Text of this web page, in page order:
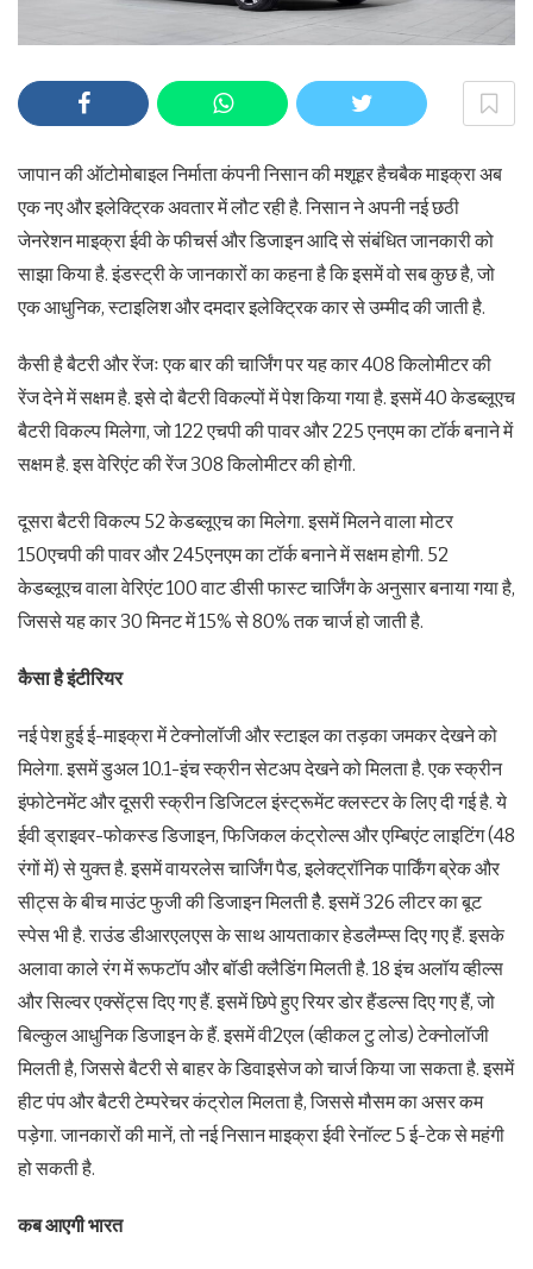
जापान की ऑटोमोबाइल निर्माता कंपनी निसान की मशूहर हैचबैक माइक्रा अब
एक नए और इलेक्ट्रिक अवतार में लौट रही है. निसान ने अपनी नई छठी
जेनरेशन माइक्रा ईवी के फीचर्स और डिजाइन आदि से संबंधित जानकारी को
साझा किया है. इंडस्ट्री के जानकारों का कहना है कि इसमें वो सब कुछ है, जो
एक आधुनिक, स्टाइलिश और दमदार इलेक्ट्रिक कार से उम्मीद की जाती है.
कैसी है बैटरी और रेंजः एक बार की चार्जिंग पर यह कार 408 किलोमीटर की
रेंज देने में सक्षम है. इसे दो बैटरी विकल्पों में पेश किया गया है. इसमें 40 केडब्लूएच
बैटरी विकल्प मिलेगा, जो 122 एचपी की पावर और 225 एनएम का टॉर्क बनाने में
सक्षम है. इस वेरिएंट की रेंज 308 किलोमीटर की होगी.
दूसरा बैटरी विकल्प 52 केडब्लूएच का मिलेगा. इसमें मिलने वाला मोटर
150एचपी की पावर और 245एनएम का टॉर्क बनाने में सक्षम होगी. 52
केडब्लूएच वाला वेरिएंट 100 वाट डीसी फास्ट चार्जिंग के अनुसार बनाया गया है,
जिससे यह कार 30 मिनट में 15% से 80% तक चार्ज हो जाती है.
कैसा है इंटीरियर
नई पेश हुई ई-माइक्रा में टेक्नोलॉजी और स्टाइल का तड़का जमकर देखने को
मिलेगा. इसमें डुअल 10.1-इंच स्क्रीन सेटअप देखने को मिलता है. एक स्क्रीन
इंफोटेनमेंट और दूसरी स्क्रीन डिजिटल इंस्ट्रूमेंट क्लस्टर के लिए दी गई है. ये
ईवी ड्राइवर-फोकस्ड डिजाइन, फिजिकल कंट्रोल्स और एम्बिएंट लाइटिंग (48
रंगों में) से युक्त है. इसमें वायरलेस चार्जिंग पैड, इलेक्ट्रॉनिक पार्किंग ब्रेक और
सीट्स के बीच माउंट फुजी की डिजाइन मिलती हैै. इसमें 326 लीटर का बूट
स्पेस भी है. राउंड डीआरएलएस के साथ आयताकार हेडलैम्प्स दिए गए हैं. इसके
अलावा काले रंग में रूफटॉप और बॉडी क्लैडिंग मिलती है. 18 इंच अलॉय व्हील्स
और सिल्वर एक्सेंट्स दिए गए हैं. इसमें छिपे हुए रियर डोर हैंडल्स दिए गए हैं, जो
बिल्कुल आधुनिक डिजाइन के हैं. इसमें वी2एल (व्हीकल टु लोड) टेक्नोलॉजी
मिलती है, जिससे बैटरी से बाहर के डिवाइसेज को चार्ज किया जा सकता है. इसमें
हीट पंप और बैटरी टेम्परेचर कंट्रोल मिलता है, जिससे मौसम का असर कम
पड़ेगा. जानकारों की मानें, तो नई निसान माइक्रा ईवी रेनॉल्ट 5 ई-टेक से महंगी
हो सकती है.
कब आएगी भारत